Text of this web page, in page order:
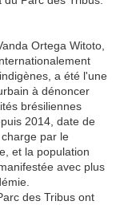
Ortega Witoto,
a été l'une
à dénoncer
brésiliennes
2014, date de
par le
et la population
avec plus
des Tribus ont